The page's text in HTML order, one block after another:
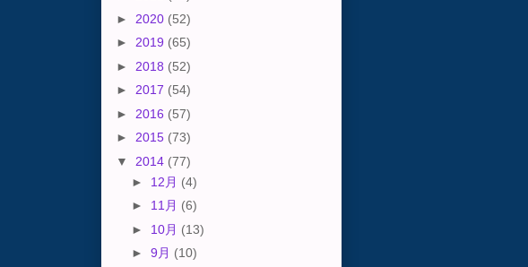
► 2020 (52)
► 2019 (65)
► 2018 (52)
► 2017 (54)
► 2016 (57)
► 2015 (73)
▼ 2014 (77)
► 12月 (4)
► 11月 (6)
► 10月 (13)
► 9月 (10)